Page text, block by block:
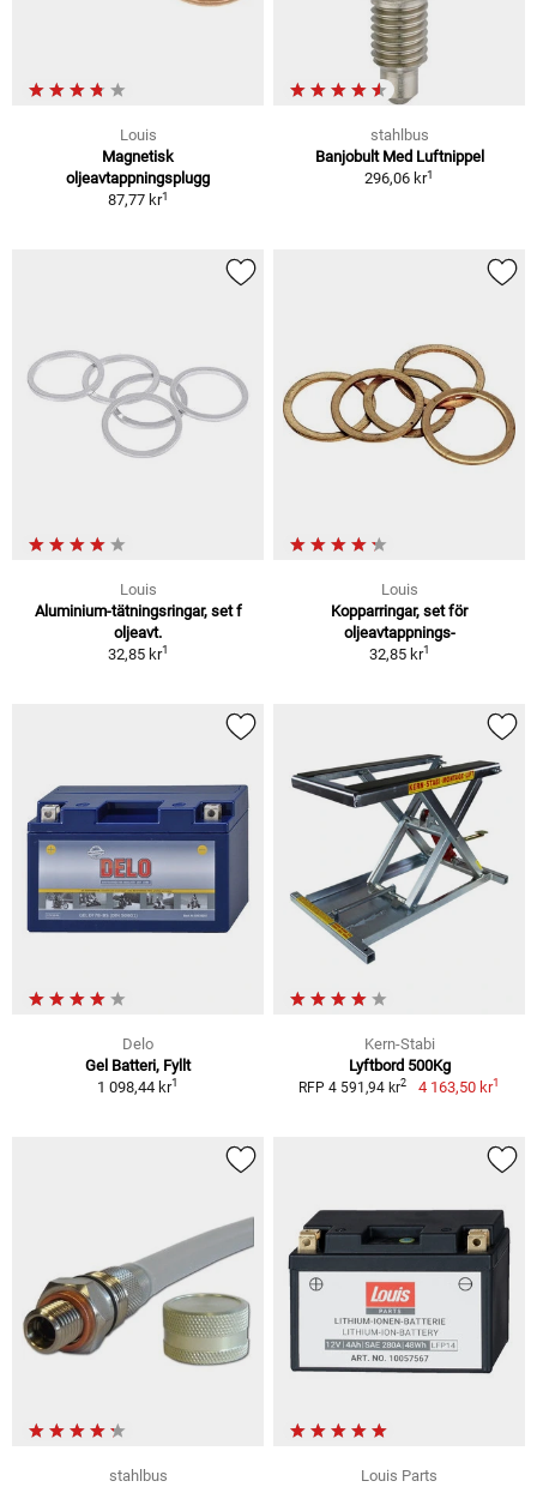
Louis
Magnetisk
oljeavtappningsplugg
87,77 kr1
stahlbus
Banjobult Med Luftnippel
296,06 kr1
Louis
Aluminium-tätningsringar, set f
oljeavt.
32,85 kr1
Louis
Kopparringar, set för
oljeavtappnings-
32,85 kr1
Delo
Gel Batteri, Fyllt
1 098,44 kr1
Kern-Stabi
Lyftbord 500Kg
RFP 4 591,94 kr2 4 163,50 kr1
stahlbus
Louis Parts